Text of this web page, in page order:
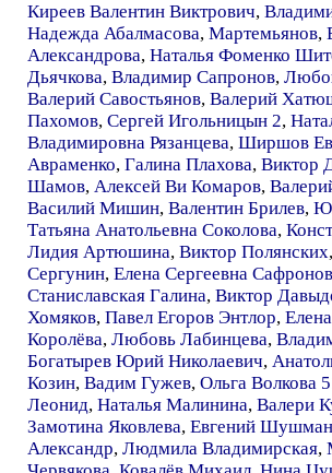
Киреев Валентин Виктрович,
Надежда Абалмасова, Мартемьянов,
Александрова, Наталья Фоменко
Дьячкова, Владимир Сапронов,
Валерий Савостьянов, Валерий
Пахомов, Сергей Игольницын 2,
Владимировна Рязанцева, Ширшов
Авраменко, Галина Плахова, Виктор
Шамов, Алексей Ви Комаров,
Василий Мишин, Валентин Брилев,
Татьяна Анатольевна Соколова,
Лидия Артюшина, Виктор Полянских,
Сергунин, Елена Сергеевна
Станиславская Галина, Виктор
Хомяков, Павел Егоров Энтлор,
Королёва, Любовь Лабинцева,
Богатырев Юрий Николаевич,
Козин, Вадим Гужев, Ольга Волкова
Леонид, Наталья Малинина, Валери
Замотина Яковлева, Евгений
Александр, Людмила Владимирская,